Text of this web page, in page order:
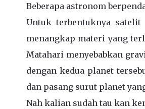
Beberapa astronom
Untuk terbentuknya
menangkap materi yang
Matahari menyebabkan
dengan kedua planet
dan pasang surut planet
Nah kalian sudah tau kan